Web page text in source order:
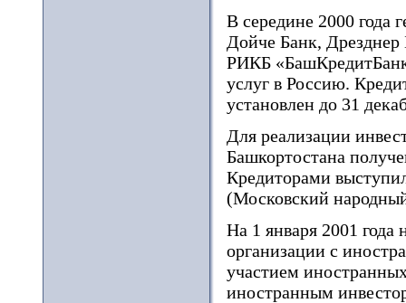
В середине 2000 года
Дойче Банк,
РИКБ
услуг в Россию.
установлен до 31
Для реализации
Башкортостана
Кредиторами
(Московский
На 1 января 2001 года
организации с
участием
иностранным